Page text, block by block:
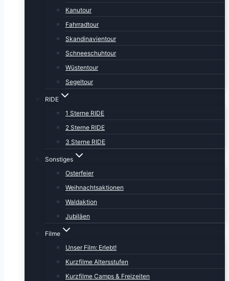
Kanutour
Fahrradtour
Skandinavientour
Schneeschuhtour
Wüstentour
Segeltour
RIDE
1 Sterne RIDE
2 Sterne RIDE
3 Sterne RIDE
Sonstiges
Osterfeier
Weihnachtsaktionen
Waldaktion
Jubiläen
Filme
Unser Film: Erlebt!
Kurzfilme Altersstufen
Kurzfilme Camps & Freizeiten